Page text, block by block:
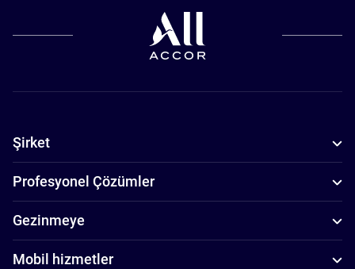
Şirket
Profesyonel Çözümler
Gezinmeye
Mobil hizmetler